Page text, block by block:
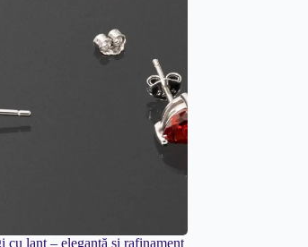
cu lanț – eleganță și rafinament